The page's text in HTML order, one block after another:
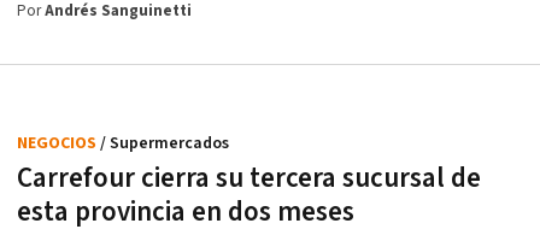
PorAndrés Sanguinetti
Carrefour cierra su tercera sucursal de
esta provincia en dos meses
NEGOCIOS / Supermercados